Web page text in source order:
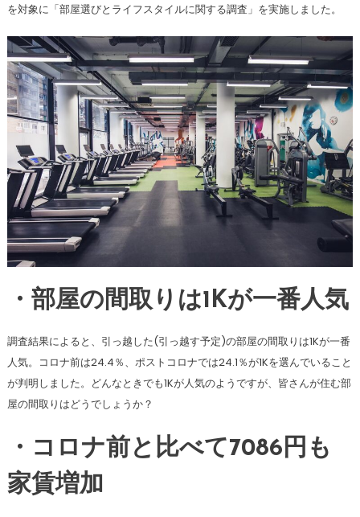
を対象に「部屋選びとライフスタイルに関する調査」を実施しました。
・部屋の間取りは1Kが一番人気
調査結果によると、引っ越した(引っ越す予定)の部屋の間取りは1Kが一番
人気。コロナ前は24.4％、ポストコロナでは24.1％が1Kを選んでいること
が判明しました。どんなときでも1Kが人気のようですが、皆さんが住む部
屋の間取りはどうでしょうか？
・コロナ前と比べて7086円も
家賃増加